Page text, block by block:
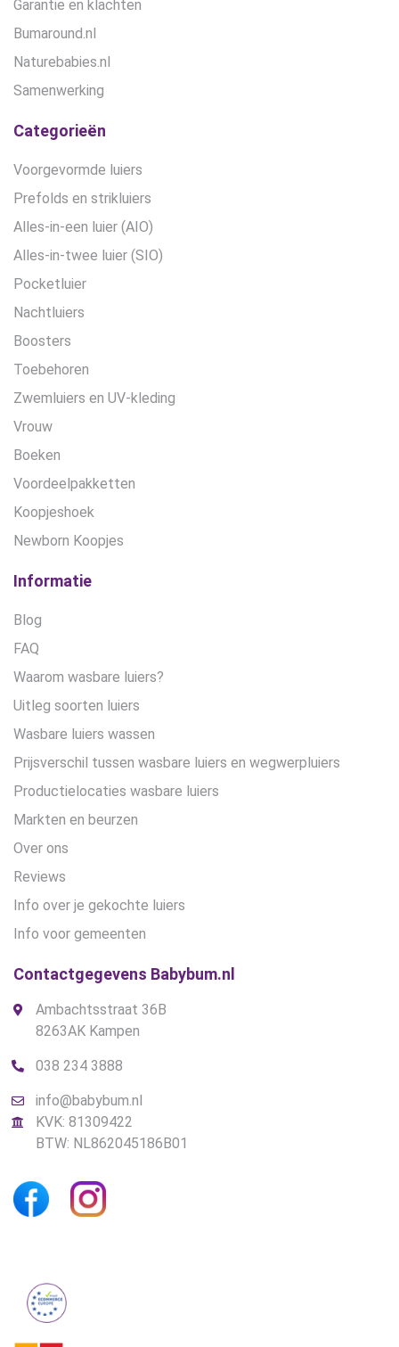
Garantie en klachten
Bumaround.nl
Naturebabies.nl
Samenwerking
Categorieën
Voorgevormde luiers
Prefolds en strikluiers
Alles-in-een luier (AIO)
Alles-in-twee luier (SIO)
Pocketluier
Nachtluiers
Boosters
Toebehoren
Zwemluiers en UV-kleding
Vrouw
Boeken
Voordeelpakketten
Koopjeshoek
Newborn Koopjes
Informatie
Blog
FAQ
Waarom wasbare luiers?
Uitleg soorten luiers
Wasbare luiers wassen
Prijsverschil tussen wasbare luiers en wegwerpluiers
Productielocaties wasbare luiers
Markten en beurzen
Over ons
Reviews
Info over je gekochte luiers
Info voor gemeenten
Contactgegevens Babybum.nl
Ambachtsstraat 36B
8263AK Kampen
038 234 3888
info@babybum.nl
KVK: 81309422
BTW: NL862045186B01